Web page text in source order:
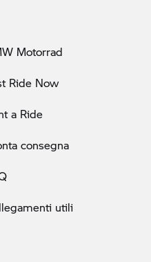
Motorrad
Ride Now
a Ride
consegna
utili